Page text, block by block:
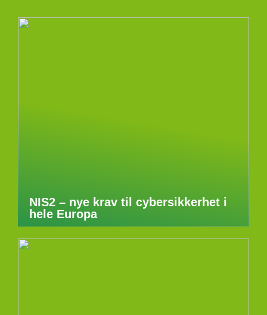
NIS2 – nye krav til cybersikkerhet i
hele Europa